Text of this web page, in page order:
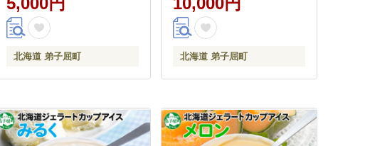
北海道 弟子屈町 北海道 弟子屈町